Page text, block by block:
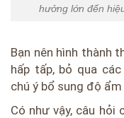
hưởng lớn đến
Bạn nên hình thành
hấp tấp, bỏ qua
chú ý bổ sung độ
Có như vậy, câu hỏi